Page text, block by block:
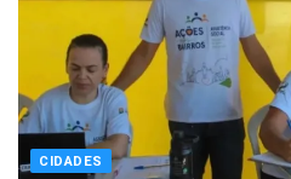
CIDADES